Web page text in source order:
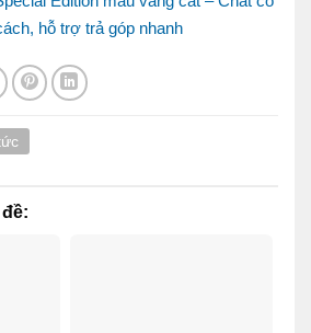
hỗ trợ trả góp nhanh